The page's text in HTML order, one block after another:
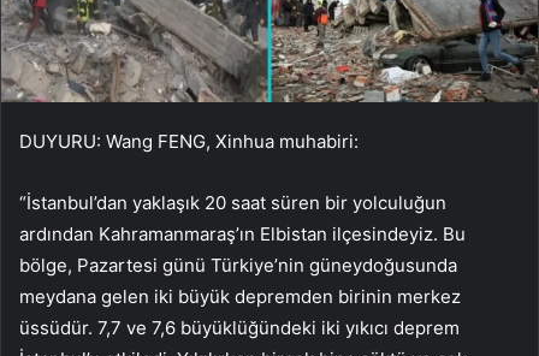
DUYURU: Wang FENG, Xinhua muhabiri:
“İstanbul’dan yaklaşık 20 saat süren bir yolculuğun
ardından Kahramanmaraş’ın Elbistan ilçesindeyiz. Bu
bölge, Pazartesi günü Türkiye’nin güneydoğusunda
meydana gelen iki büyük depremden birinin merkez
üssüdür. 7,7 ve 7,6 büyüklüğündeki iki yıkıcı deprem